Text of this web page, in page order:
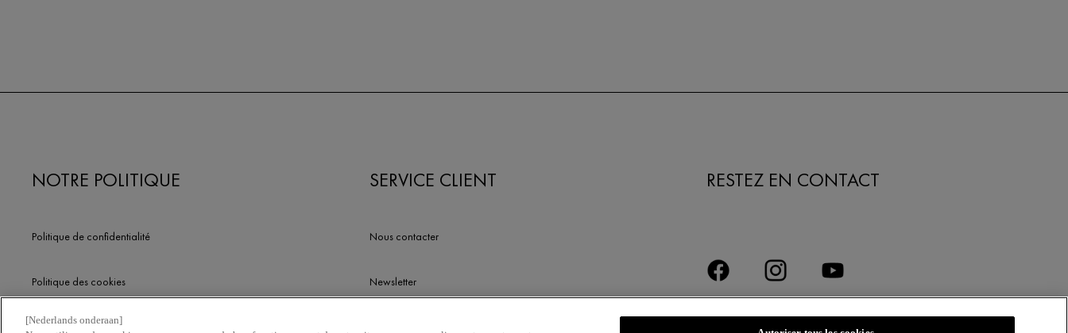
NOTRE POLITIQUE
Politique de confidentialité
Politique des cookies
Conditions d'Utilisation
SERVICE CLIENT
Nous contacter
Newsletter
RESTEZ EN CONTACT
VICHY
[Nederlands onderaan]